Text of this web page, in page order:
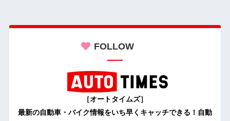
FOLLOW
［オートタイムズ］
最新の自動車・バイク情報をいち早くキャッチできる！自動